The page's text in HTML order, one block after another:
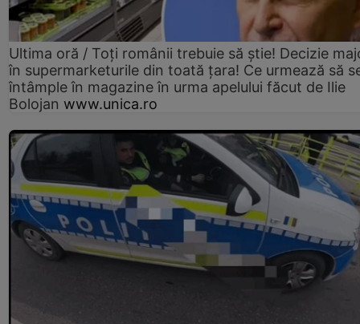
Ultima oră / Toți românii trebuie să știe! Decizie
în supermarketurile din toată țara! Ce urmează să
întâmple în magazine în urma apelului făcut de Ilie
Bolojan www.unica.ro